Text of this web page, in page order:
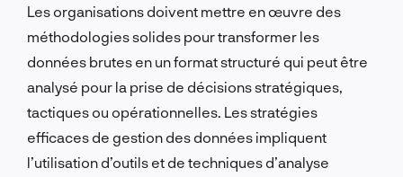
Les organisations doivent mettre en œuvre des
méthodologies solides pour transformer les
données brutes en un format structuré qui peut être
analysé pour la prise de décisions stratégiques,
tactiques ou opérationnelles. Les stratégies
efficaces de gestion des données impliquent
l’utilisation d’outils et de techniques d’analyse